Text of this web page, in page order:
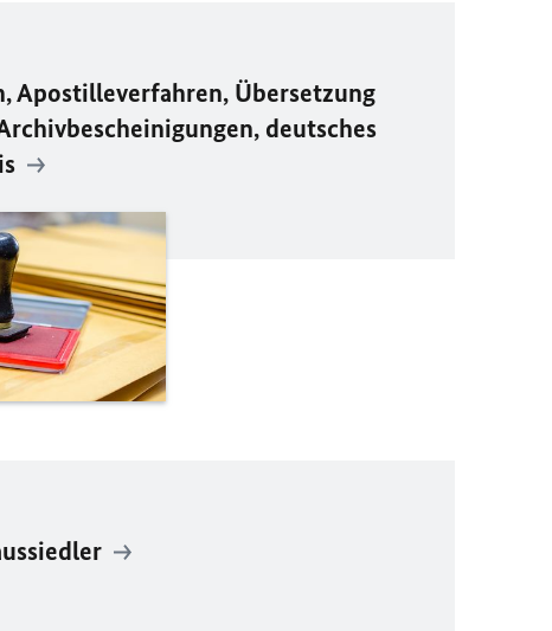
Apostilleverfahren, Übersetzung
deutsches